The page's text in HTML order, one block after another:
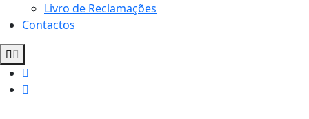
Livro de Reclamações
Contactos